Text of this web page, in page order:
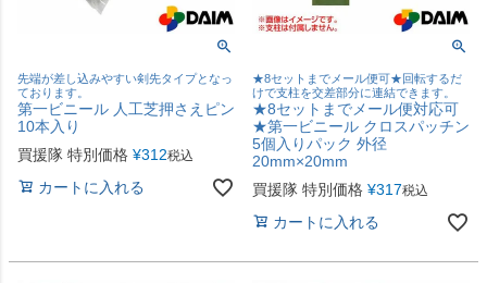
先端が差し込みやすい剣先タイプとなっ
ております。
第一ビニール 人工芝押さえピン
10本入り
買援隊 特別価格 ¥312税込
カートに入れる
★8セットまでメール便可★回転するだ
けで支柱を交差部分に連結できます。
★8セットまでメール便対応可
★第一ビニール クロスパッチン
5個入りパック 外径
20mm×20mm
買援隊 特別価格 ¥317税込
カートに入れる